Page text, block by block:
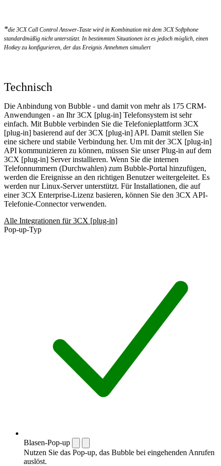
*die 3CX Call Control Answer-Taste wird in Kombination mit dem 3CX Softphone
standardmäßig nicht unterstützt. In bestimmten Situationen ist es jedoch möglich, einen
Hotkey zu konfigurieren, der das Ereignis Annehmen simuliert
Technisch
Die Anbindung von Bubble - und damit von mehr als 175 CRM-
Anwendungen - an Ihr 3CX [plug-in] Telefonsystem ist sehr
einfach. Mit Bubble verbinden Sie die Telefonieplattform 3CX
[plug-in] basierend auf der 3CX [plug-in] API. Damit stellen Sie
eine sichere und stabile Verbindung her. Um mit der 3CX [plug-in]
API kommunizieren zu können, müssen Sie unser Plug-in auf dem
3CX [plug-in] Server installieren. Wenn Sie die internen
Telefonnummern (Durchwahlen) zum Bubble-Portal hinzufügen,
werden die Ereignisse an den richtigen Benutzer weitergeleitet. Es
werden nur Linux-Server unterstützt. Für Installationen, die auf
einer 3CX Enterprise-Lizenz basieren, können Sie den 3CX API-
Telefonie-Connector verwenden.
Alle Integrationen für 3CX [plug-in]
Pop-up-Typ
Blasen-Pop-up
Nutzen Sie das Pop-up, das Bubble bei eingehenden Anrufen
auslöst.